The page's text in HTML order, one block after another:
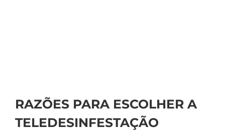
RAZÕES PARA ESCOLHER A
TELEDESINFESTAÇÃO